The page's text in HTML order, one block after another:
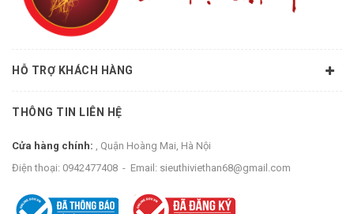
HỖ TRỢ KHÁCH HÀNG
THÔNG TIN LIÊN HỆ
Cửa hàng chính: , Quận Hoàng Mai, Hà Nội
Điện thoại: 0942477408 - Email: sieuthiviethan68@gmail.com